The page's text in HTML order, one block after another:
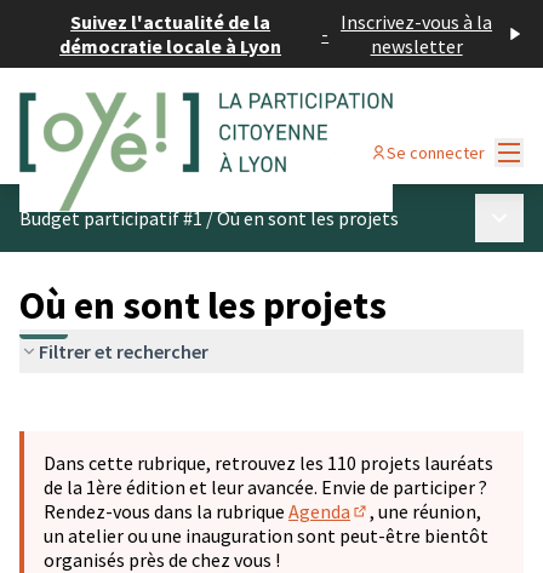
Suivez l'actualité de la
démocratie locale à Lyon
- Inscrivez-vous à la
newsletter
Se connecter
Budget participatif #1/Où en sont les projets
Où en sont les projets
Filtrer et rechercher
−
Dans cette rubrique, retrouvez les 110 projets lauréats
de la 1ère édition et leur avancée. Envie de participer ?
Rendez-vous dans la rubrique Agenda
(S'ouvre dans un
, une réunion,
un atelier ou une inauguration sont peut-être bientôt
organisés près de chez vous !